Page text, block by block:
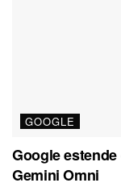
GOOGLE
Google
Gemini Omni